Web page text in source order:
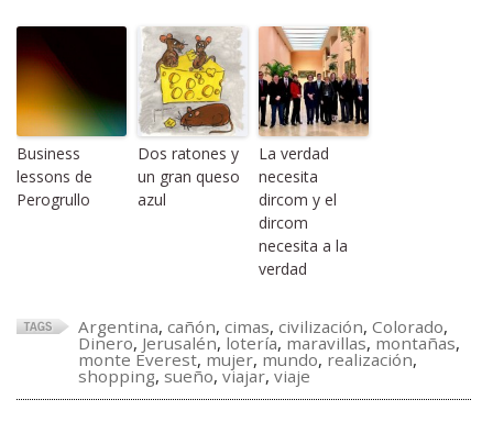
Business
lessons de
Perogrullo
Dos ratones y
un gran queso
azul
La verdad
necesita
dircom y el
dircom
necesita a la
verdad
Argentina, cañón, cimas, civilización, Colorado,
Dinero, Jerusalén, lotería, maravillas, montañas,
monte Everest, mujer, mundo, realización,
shopping, sueño, viajar, viaje